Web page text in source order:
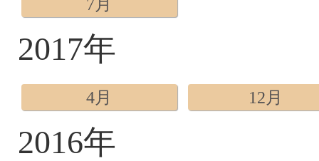
7月
2017年
4月 12月
2016年